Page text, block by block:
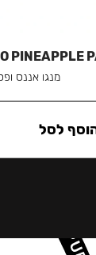
PINEAPPLE
מנגו אננס
לסל